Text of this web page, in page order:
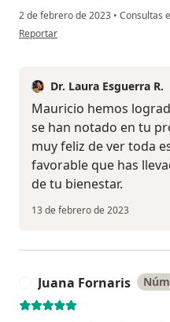
2 de febrero de 2023 • Consultas
en opinión del usuario Mauricio
Reportar
Dr. Laura Esguerra R.
Mauricio hemos
se han notado en tu
muy feliz de ver toda
favorable que has
de tu bienestar.
13 de febrero de 2023
Juana Fornaris